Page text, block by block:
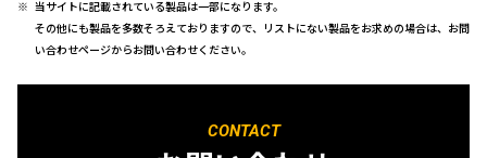
当サイトに記載されている製品は一部になります。
その他にも製品を多数そろえておりますので、リストにない製品をお求めの場合は、お問
い合わせページからお問い合わせください。
CONTACT